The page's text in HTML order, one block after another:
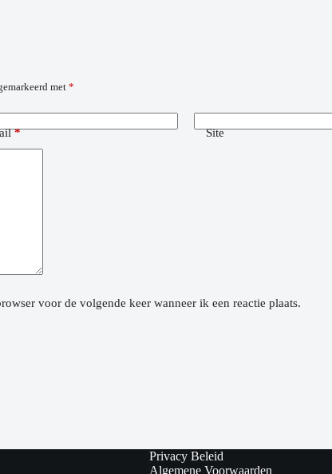
met *
* Site
voor de volgende keer wanneer ik een reactie plaats.
Privacy Beleid
Algemene Voorwaarden